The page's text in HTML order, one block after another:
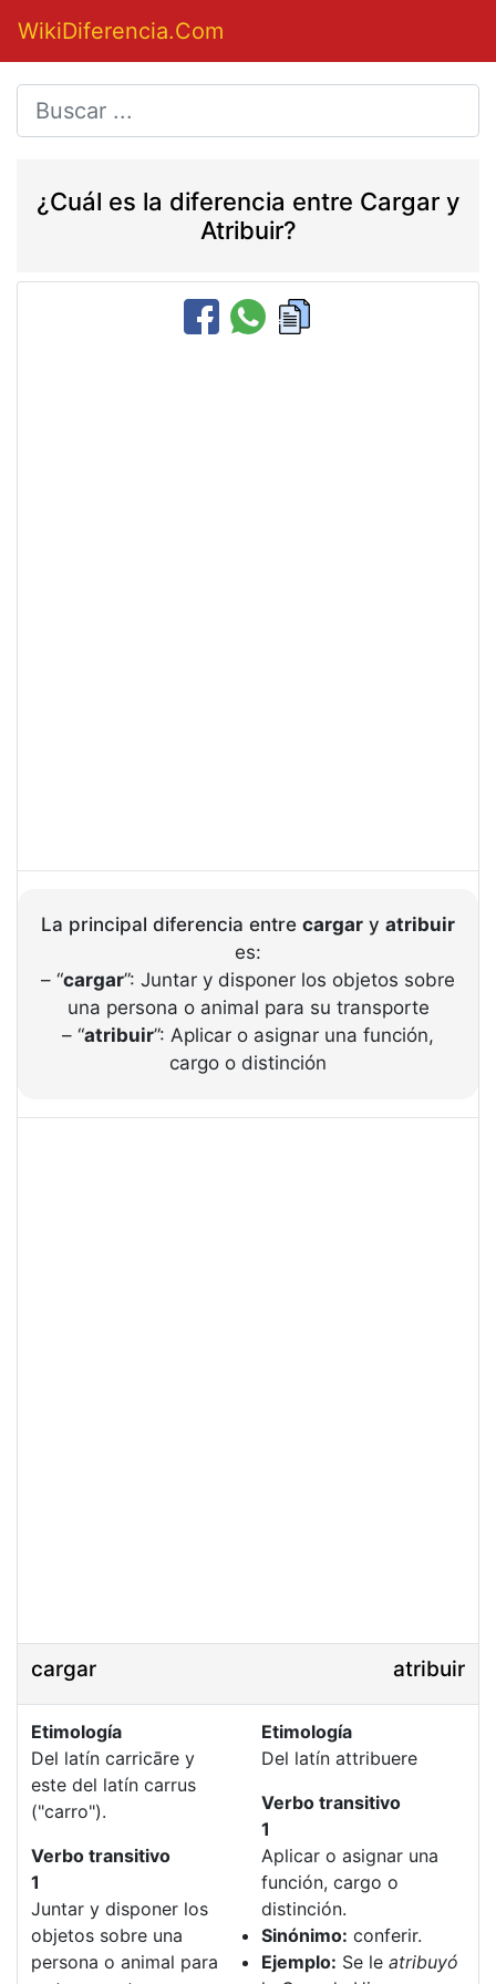
WikiDiferencia.Com
¿Cuál es la diferencia entre Cargar y
Atribuir?
La principal diferencia entre cargar y atribuir
es:
– “cargar”: Juntar y disponer los objetos sobre
una persona o animal para su transporte
– “atribuir”: Aplicar o asignar una función,
cargo o distinción
cargar atribuir
Etimología
Del latín carricāre y
este del latín carrus
("carro").
Verbo transitivo
1
Juntar y disponer los
objetos sobre una
persona o animal para
Etimología
Del latín attribuere
Verbo transitivo
1
Aplicar o asignar una
función, cargo o
distinción.
Sinónimo: conferir.
Ejemplo: Se le atribuyó